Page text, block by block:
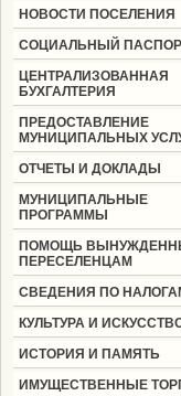
НОВОСТИ ПОСЕЛЕНИЯ
СОЦИАЛЬНЫЙ
ЦЕНТРАЛИЗОВАННАЯ
БУХГАЛТЕРИЯ
ПРЕДОСТАВЛЕНИЕ
МУНИЦИПАЛЬНЫХ
ОТЧЕТЫ И ДОКЛАДЫ
МУНИЦИПАЛЬНЫЕ
ПРОГРАММЫ
ПОМОЩЬ
ПЕРЕСЕЛЕНЦАМ
СВЕДЕНИЯ ПО
КУЛЬТУРА И
ИСТОРИЯ И ПАМЯТЬ
ИМУЩЕСТВЕННЫЕ